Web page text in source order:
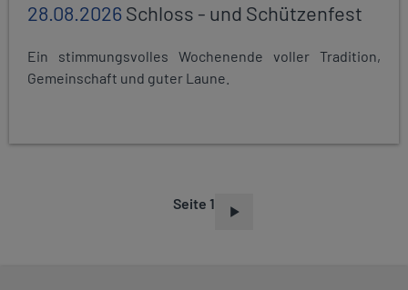
28.08.2026Schloss - und Schützenfest
Ein stimmungsvolles Wochenende voller Tradition,
Gemeinschaft und guter Laune.
Seite 1